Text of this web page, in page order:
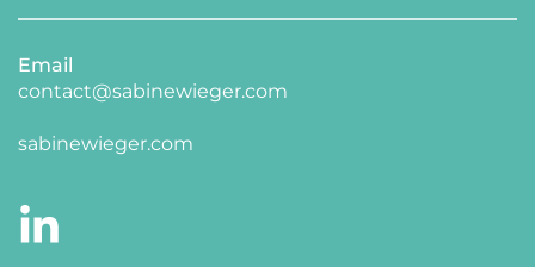
Email
contact@sabinewieger.com
​sabinewieger.com